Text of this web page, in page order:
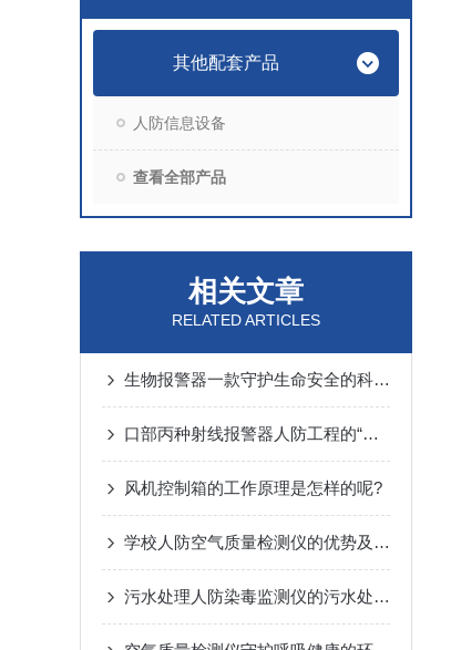
其他配套产品
人防信息设备
查看全部产品
相关文章
RELATED ARTICLES
生物报警器一款守护生命安全的科技哨兵
口部丙种射线报警器人防工程的“核生化”哨兵
风机控制箱的工作原理是怎样的呢?
学校人防空气质量检测仪的优势及监测方案
污水处理人防染毒监测仪的污水处理常规化验操作